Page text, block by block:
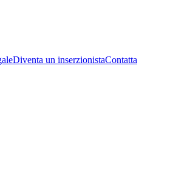
Diventa un inserzionistaContatta